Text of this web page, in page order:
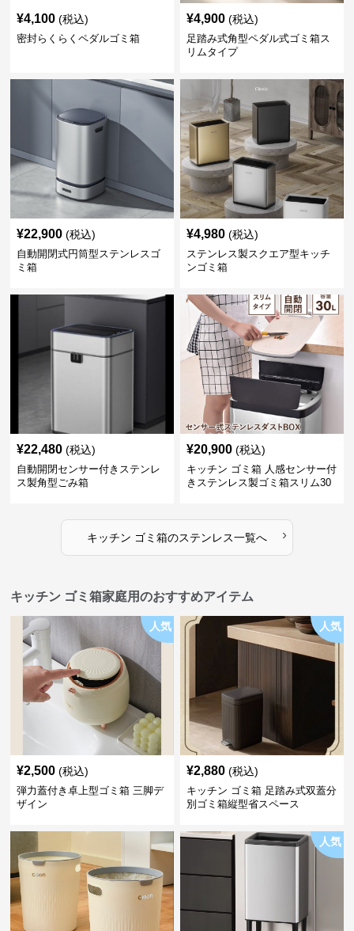
¥4,100 (税込)
密封らくらくペダルゴミ箱
¥4,900 (税込)
足踏み式角型ペダル式ゴミ箱ス
リムタイプ
¥22,900 (税込)
自動開閉式円筒型ステンレスゴ
ミ箱
¥4,980 (税込)
ステンレス製スクエア型キッチ
ンゴミ箱
¥22,480 (税込)
自動開閉センサー付きステンレ
ス製角型ごみ箱
¥20,900 (税込)
キッチン ゴミ箱 人感センサー付
きステンレス製ゴミ箱スリム30
キッチン ゴミ箱のステンレス一覧へ ›
キッチン ゴミ箱家庭用のおすすめアイテム
人気
¥2,500 (税込)
弾力蓋付き卓上型ゴミ箱 三脚デ
ザイン
人気
¥2,880 (税込)
キッチン ゴミ箱 足踏み式双蓋分
別ゴミ箱縦型省スペース
人気